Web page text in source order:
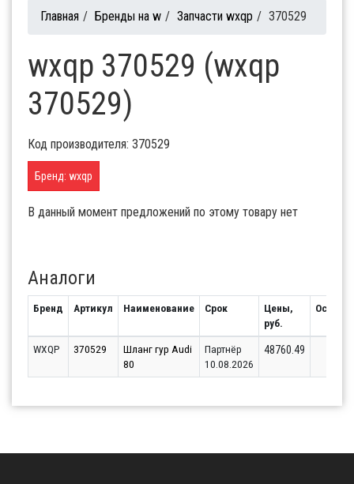
Главная / Бренды на w / Запчасти wxqp / 370529
wxqp 370529 (wxqp
370529)
Код производителя: 370529
Бренд: wxqp
В данный момент предложений по этому товару нет
Аналоги
Бренд Артикул Наименование Срок
Цены,
руб.
Остаток
WXQP 370529
Шланг гур Audi
80
Партнёр
10.08.2026
48760.49